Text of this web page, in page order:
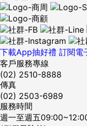
下載App抽好禮 訂閱電
客戶服務專線
(02) 2510-8888
傳真
(02) 2503-6989
服務時間
週一至週五